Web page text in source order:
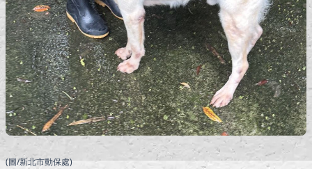
(圖/新北市動保處)